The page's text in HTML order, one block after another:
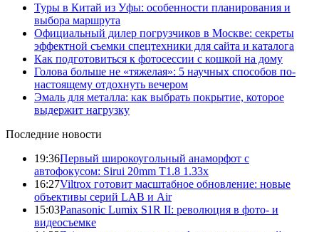
Туры в Китай из Уфы: особенности планирования и
выбора маршрута
Официальный дилер погрузчиков в Москве: секреты
эффектной съемки спецтехники для сайта и каталога
Как подготовиться к фотосессии с кошкой на дому
Голова больше не «тяжелая»: 5 научных способов по-
настоящему отдохнуть вечером
Эмаль для металла: как выбрать покрытие, которое
выдержит нагрузку
Последние новости
19:36Первый широкоугольный анаморфот с
автофокусом: Sirui 20mm T1.8 1.33x
16:27Viltrox готовит масштабное обновление: новые
объективы серий LAB и Air
15:03Panasonic Lumix S1R II: революция в фото- и
видеосъемке